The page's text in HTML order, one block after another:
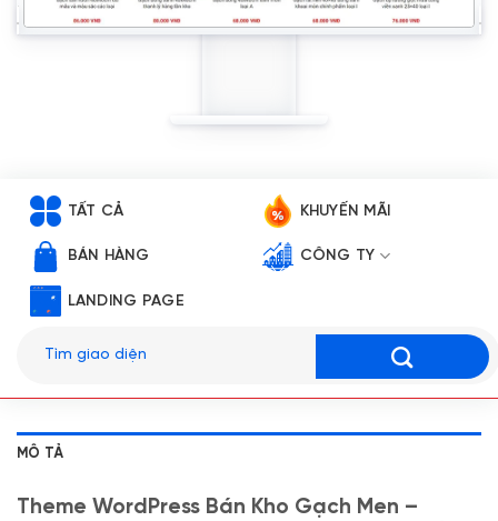
TẤT CẢ KHUYẾN MÃI
BÁN HÀNG CÔNG TY
LANDING PAGE
kiếm:
MÔ TẢ
Theme WordPress Bán Kho Gạch Men –